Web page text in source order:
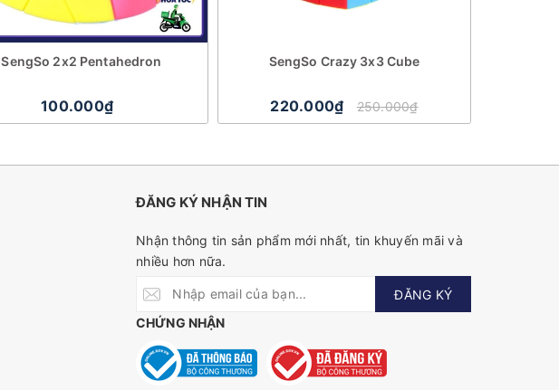
SengSo 2x2 Pentahedron
100.000₫
SengSo Crazy 3x3 Cube
220.000₫ 250.000₫
ĐĂNG KÝ NHẬN TIN
Nhận thông tin sản phẩm mới nhất, tin khuyến mãi và
nhiều hơn nữa.
ĐĂNG KÝ
CHỨNG NHẬN